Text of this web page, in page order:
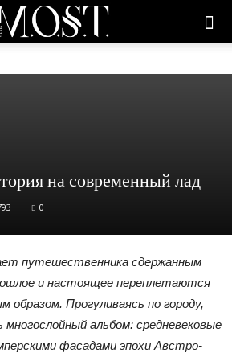
на современный лад
0
путешественника сдержанным
и настоящее переплетаются
Прогуливаясь по городу,
альбом: средневековые
фасадами эпохи Австро-